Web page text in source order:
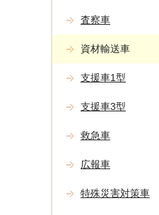
査察車
資材輸送車
支援車1型
支援車3型
救急車
広報車
特殊災害対策車